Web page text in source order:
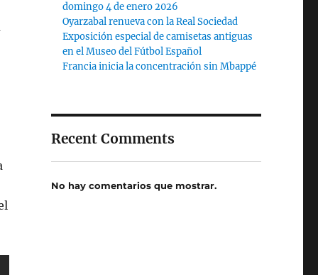
domingo 4 de enero 2026
Oyarzabal renueva con la Real Sociedad
Exposición especial de camisetas antiguas
en el Museo del Fútbol Español
Francia inicia la concentración sin Mbappé
Recent Comments
No hay comentarios que mostrar.